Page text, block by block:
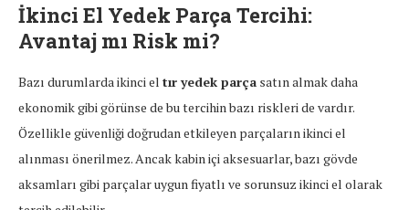
İkinci El Yedek Parça Tercihi:
Avantaj mı Risk mi?
Bazı durumlarda ikinci el tır yedek parça satın almak daha
ekonomik gibi görünse de bu tercihin bazı riskleri de vardır.
Özellikle güvenliği doğrudan etkileyen parçaların ikinci el
alınması önerilmez. Ancak kabin içi aksesuarlar, bazı gövde
aksamları gibi parçalar uygun fiyatlı ve sorunsuz ikinci el olarak